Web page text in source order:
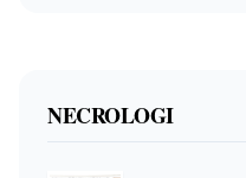
NECROLOGI